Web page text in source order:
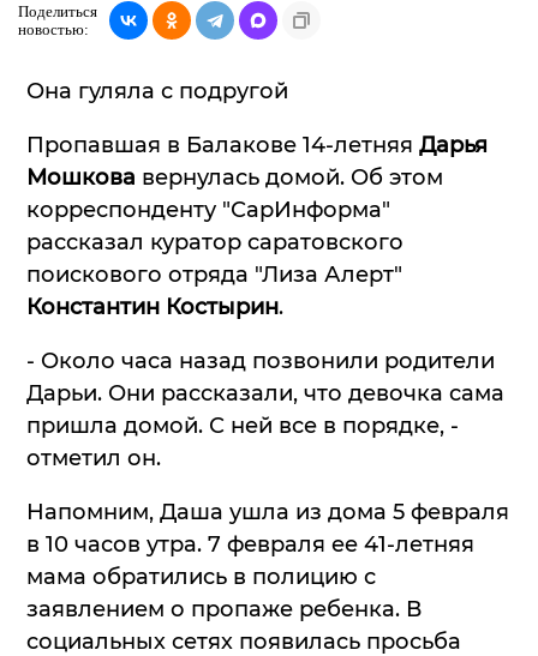
Поделиться
новостью:
Она гуляла с подругой
Пропавшая в Балакове 14-летняя Дарья
Мошкова вернулась домой. Об этом
корреспонденту "СарИнформа"
рассказал куратор саратовского
поискового отряда "Лиза Алерт"
Константин Костырин.
- Около часа назад позвонили родители
Дарьи. Они рассказали, что девочка сама
пришла домой. С ней все в порядке, -
отметил он.
Напомним, Даша ушла из дома 5 февраля
в 10 часов утра. 7 февраля ее 41-летняя
мама обратились в полицию с
заявлением о пропаже ребенка. В
социальных сетях появилась просьба